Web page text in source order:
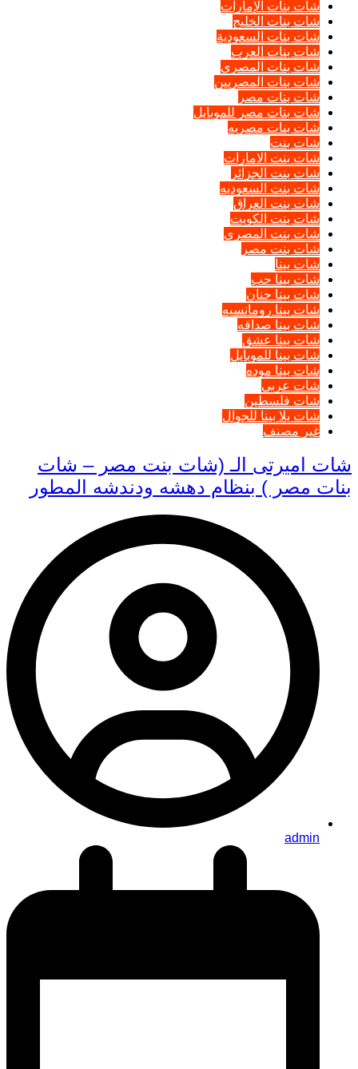
شات بنات الإمارات
شات بنات الخليج
شات بنات السعودية
شات بنات العرب
شات بنات المصرى
شات بنات المصريين
شات بنات مصر
شات بنات مصر للموبايل
شات بنات مصريه
شات بنت
شات بنت الامارات
شات بنت الجزائر
شات بنت السعوديه
شات بنت العراق
شات بنت الكويت
شات بنت المصرى
شات بنت مصر
شات بينا
شات بينا حب
شات بينا حنان
شات بينا رومانسيه
شات بينا صداقه
شات بينا عشق
شات بينا للموبايل
شات بينا موده
شات عربي
شات فلسطين
شات يلا بينا للجوال
غير مصنف
شات اميرتى الـ (شات بنت مصر – شات
بنات مصر ) بنظام دهشه ودندشه المطور
admin